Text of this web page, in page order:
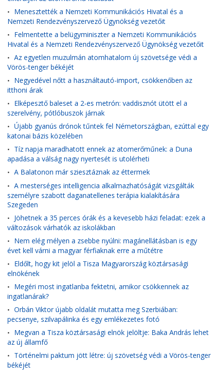
• Menesztették a Nemzeti Kommunikációs Hivatal és a
Nemzeti Rendezvényszervező Ügynökség vezetőit
• Felmentette a belügyminiszter a Nemzeti Kommunikációs
Hivatal és a Nemzeti Rendezvényszervező Ügynökség vezetőit
• Az egyetlen muzulmán atomhatalom új szövetsége védi a
Vörös-tenger békéjét
• Negyedével nőtt a használtautó-import, csökkenőben az
itthoni árak
• Elképesztő baleset a 2-es metrón: vaddisznót ütött el a
szerelvény, pótlóbuszok járnak
• Újabb gyanús drónok tűntek fel Németországban, ezúttal egy
katonai bázis közelében
• Tíz napja maradhatott ennek az atomerőműnek: a Duna
apadása a válság nagy nyertesét is utolérheti
• A Balatonon már sziesztáznak az éttermek
• A mesterséges intelligencia alkalmazhatóságát vizsgálták
személyre szabott daganatellenes terápia kialakítására
Szegeden
• Jöhetnek a 35 perces órák és a kevesebb házi feladat: ezek a
változások várhatók az iskolákban
• Nem elég mélyen a zsebbe nyúlni: magánellátásban is egy
évet kell várni a magyar férfiaknak erre a műtétre
• Eldőlt, hogy kit jelöl a Tisza Magyarország köztársasági
elnökének
• Megéri most ingatlanba fektetni, amikor csökkennek az
ingatlanárak?
• Orbán Viktor újabb oldalát mutatta meg Szerbiában:
pecsenye, szilvapálinka és egy emlékezetes fotó
• Megvan a Tisza köztársasági elnök jelöltje: Baka András lehet
az új államfő
• Történelmi paktum jött létre: új szövetség védi a Vörös-tenger
békéjét